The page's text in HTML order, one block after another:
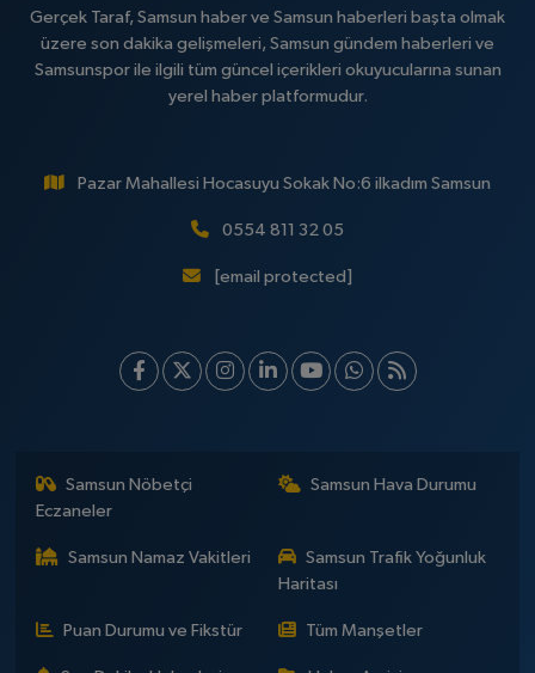
Gerçek Taraf, Samsun haber ve Samsun haberleri başta olmak
üzere son dakika gelişmeleri, Samsun gündem haberleri ve
Samsunspor ile ilgili tüm güncel içerikleri okuyucularına sunan
yerel haber platformudur.
Pazar Mahallesi Hocasuyu Sokak No:6 ilkadım Samsun
0554 811 32 05
[email protected]
Samsun Nöbetçi
Eczaneler
Samsun Hava Durumu
Samsun Namaz Vakitleri
Samsun Trafik Yoğunluk
Haritası
Puan Durumu ve Fikstür Tüm Manşetler